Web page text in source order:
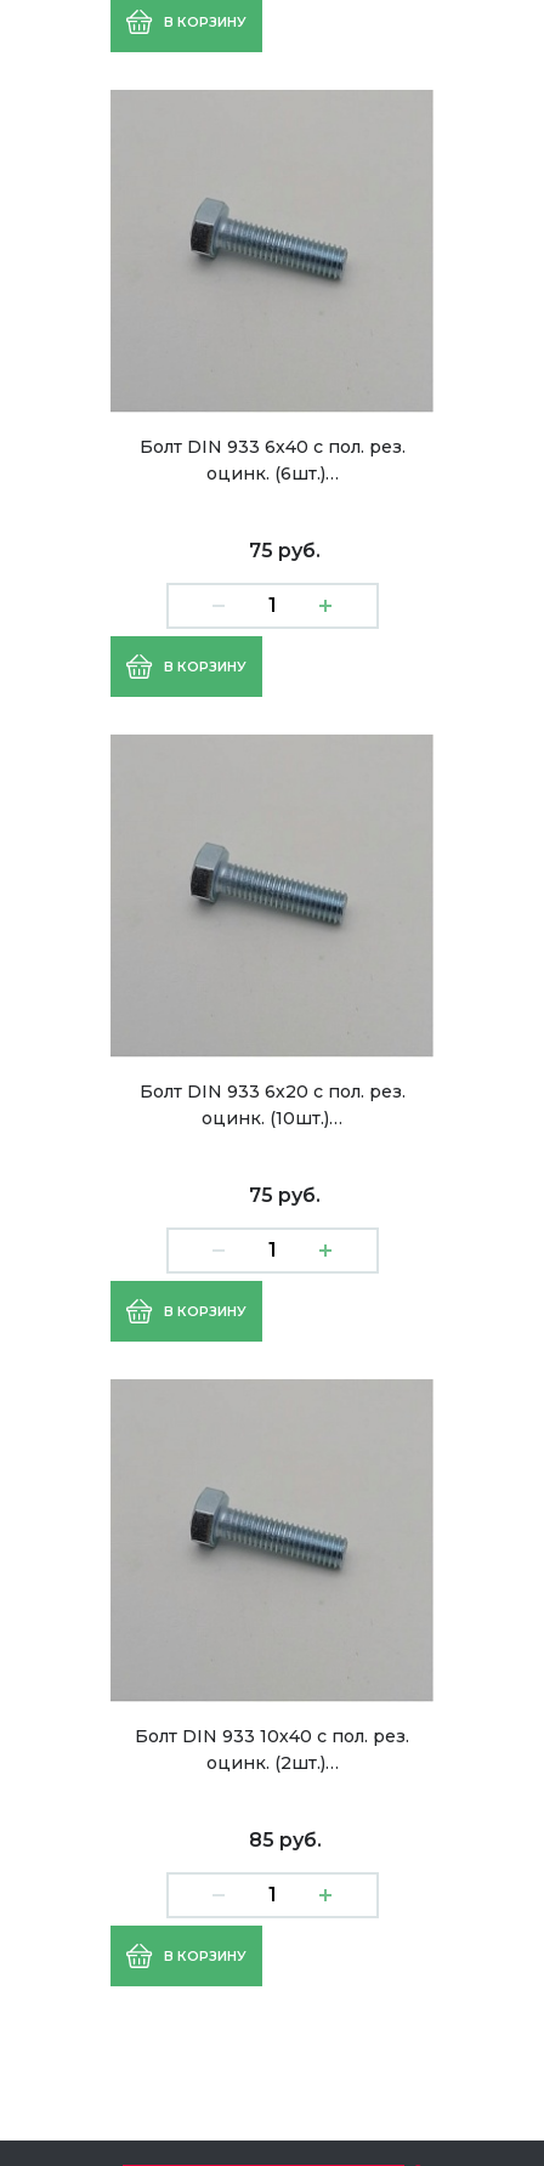
В КОРЗИНУ
Болт DIN 933 6х40 с пол. рез.
оцинк. (6шт.)…
75 руб.
В КОРЗИНУ
Болт DIN 933 6х20 с пол. рез.
оцинк. (10шт.)…
75 руб.
В КОРЗИНУ
Болт DIN 933 10х40 с пол. рез.
оцинк. (2шт.)…
85 руб.
В КОРЗИНУ